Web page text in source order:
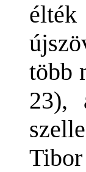
több
23),